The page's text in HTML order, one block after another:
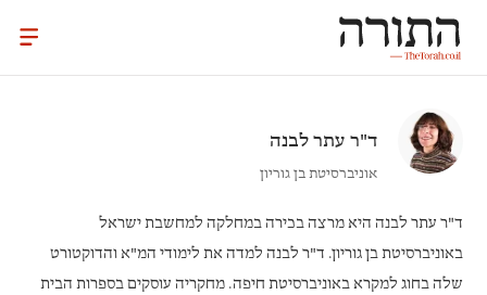
ד"ר עתר לבנה
אוניברסיטת בן גוריון
ד"ר עתר לבנה היא מרצה בכירה במחלקה למחשבת ישראל
באוניברסיטת בן גוריון. ד"ר לבנה למדה את לימודי המ"א והדוקטורט
שלה בחוג למקרא באוניברסיטת חיפה. מחקריה עוסקים בספרות הבית